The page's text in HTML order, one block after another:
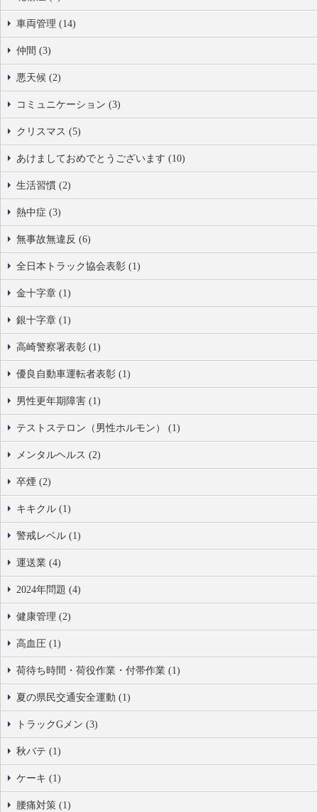
車両管理 (14)
仲間 (3)
悪天候 (2)
コミュニケーション (3)
クリスマス (5)
あけましておめでとうございます (10)
生活習慣 (2)
熱中症 (3)
無事故無違反 (6)
全日本トラック協会表彰 (1)
金十字章 (1)
銀十字章 (1)
高崎警察署表彰 (1)
優良自動車運転者表彰 (1)
男性更年期障害 (1)
テストステロン（男性ホルモン） (1)
メンタルヘルス (2)
卒煙 (2)
キキクル (1)
警戒レベル (1)
運送業 (4)
2024年問題 (4)
健康管理 (2)
高血圧 (1)
荷待ち時間・荷役作業・付帯作業 (1)
夏の県民交通安全運動 (1)
トラックGメン (3)
秋バテ (1)
ケーキ (1)
腰痛対策 (1)